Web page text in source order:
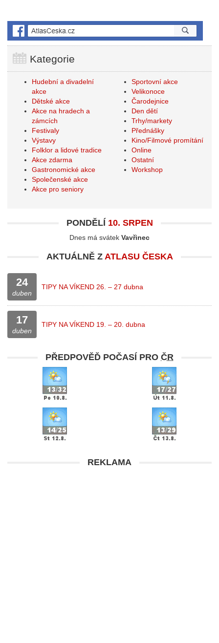
Kategorie
Hudební a divadelní
akce
Dětské akce
Akce na hradech a
zámcích
Festivaly
Výstavy
Folklor a lidové tradice
Akce zdarma
Gastronomické akce
Společenské akce
Akce pro seniory
Sportovní akce
Velikonoce
Čarodejnice
Den dětí
Trhy/markety
Přednášky
Kino/Filmové promítání
Online
Ostatní
Workshop
PONDĚLÍ 10. SRPEN
Dnes má svátek Vavřinec
AKTUÁLNĚ Z ATLASU ČESKA
24
duben
TIPY NA VÍKEND 26. – 27 dubna
17
duben
TIPY NA VÍKEND 19. – 20. dubna
PŘEDPOVĚĎ POČASÍ PRO ČR
REKLAMA